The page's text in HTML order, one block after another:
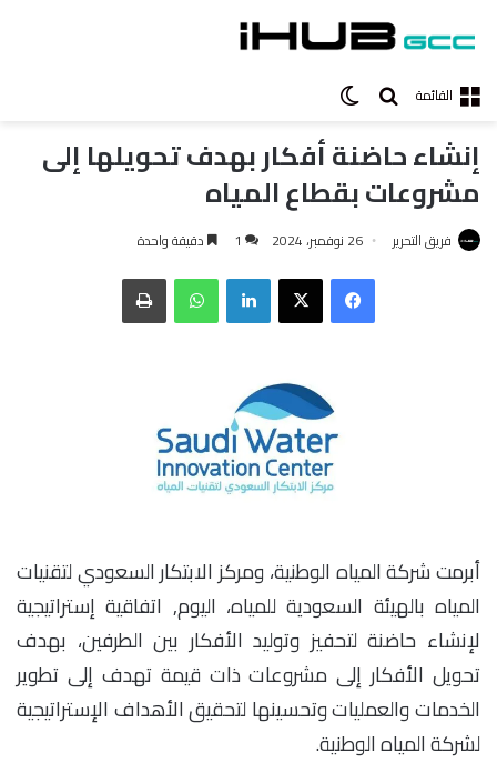
القائمة بحث عن
إنشاء حاضنة أفكار بهدف تحويلها إلى
مشروعات بقطاع المياه
فريق التحرير 26 نوفمبر، 2024 1 دقيقة واحدة
فيسبوك‫X لينكدإن واتساب طباعة
أبرمت شركة المياه الوطنية، ومركز الابتكار السعودي لتقنيات
المياه بالهيئة السعودية للمياه، اليوم, اتفاقية إستراتيجية
لإنشاء حاضنة لتحفيز وتوليد الأفكار بين الطرفين، بهدف
تحويل الأفكار إلى مشروعات ذات قيمة تهدف إلى تطوير
الخدمات والعمليات وتحسينها لتحقيق الأهداف الإستراتيجية
لشركة المياه الوطنية.